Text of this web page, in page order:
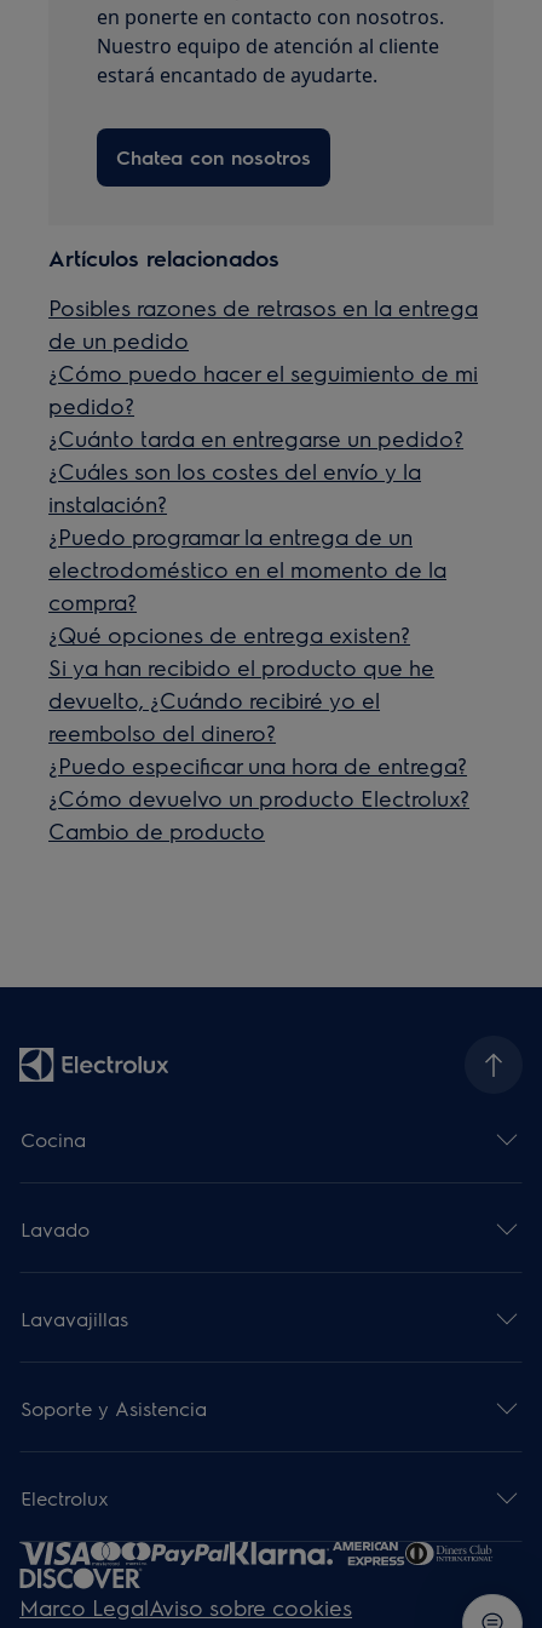
en ponerte en contacto con nosotros.
Nuestro equipo de atención al cliente
estará encantado de ayudarte.
Chatea con nosotros
Artículos relacionados
Posibles razones de retrasos en la entrega
de un pedido
¿Cómo puedo hacer el seguimiento de mi
pedido?
¿Cuánto tarda en entregarse un pedido?
¿Cuáles son los costes del envío y la
instalación?
¿Puedo programar la entrega de un
electrodoméstico en el momento de la
compra?
¿Qué opciones de entrega existen?
Si ya han recibido el producto que he
devuelto, ¿Cuándo recibiré yo el
reembolso del dinero?
¿Puedo especificar una hora de entrega?
¿Cómo devuelvo un producto Electrolux?
Cambio de producto
Cocina
Lavado
Lavavajillas
Soporte y Asistencia
Electrolux
Marco LegalAviso sobre cookies